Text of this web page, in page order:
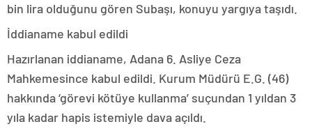
bin lira olduğunu gören Subaşı, konuyu yargıya taşıdı.
İddianame kabul edildi
Hazırlanan iddianame, Adana 6. Asliye Ceza
Mahkemesince kabul edildi. Kurum Müdürü E.G. (46)
hakkında ‘görevi kötüye kullanma’ suçundan 1 yıldan 3
yıla kadar hapis istemiyle dava açıldı.